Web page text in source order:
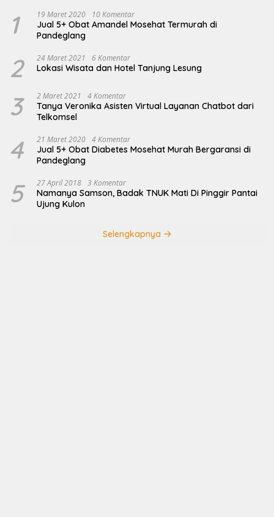
1 19 Maret 2020 10 Komentar
Jual 5+ Obat Amandel Mosehat Termurah di
Pandeglang
2 24 Maret 2021 6 Komentar
Lokasi Wisata dan Hotel Tanjung Lesung
3 2 Maret 2021 4 Komentar
Tanya Veronika Asisten Virtual Layanan Chatbot dari
Telkomsel
4 21 Maret 2020 4 Komentar
Jual 5+ Obat Diabetes Mosehat Murah Bergaransi di
Pandeglang
5 27 April 2018 3 Komentar
Namanya Samson, Badak TNUK Mati Di Pinggir Pantai
Ujung Kulon
Selengkapnya